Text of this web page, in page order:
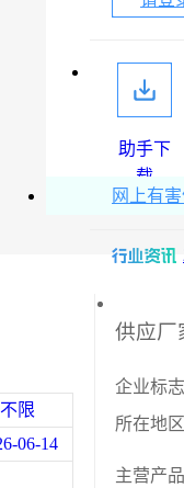
助手下
载
网上有
不限
06-14
企业标志
所在地
主营产品